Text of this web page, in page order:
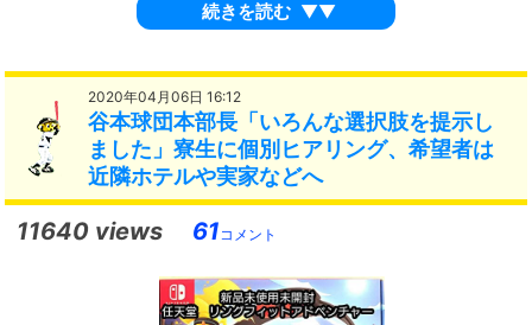
続きを読む ▼▼
2020年04月06日 16:12
谷本球団本部長「いろんな選択肢を提示し
ました」寮生に個別ヒアリング、希望者は
近隣ホテルや実家などへ
11640 views 61 コメント